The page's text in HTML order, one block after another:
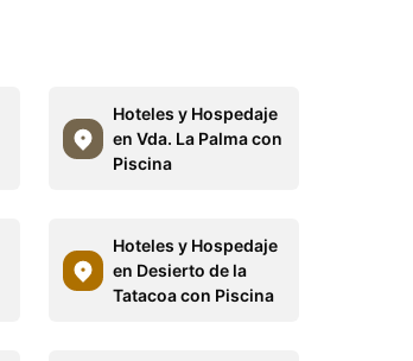
Hoteles y Hospedaje
en Vda. La Palma con
Piscina
Hoteles y Hospedaje
en Desierto de la
Tatacoa con Piscina